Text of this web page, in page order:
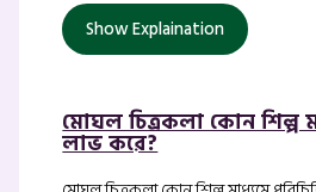
Show Explaination
মোঘল চিত্রকলা কোন শিল্প
লাভ করে?